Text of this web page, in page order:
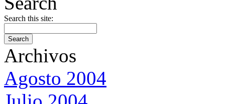
Search this site:
Archivos
Agosto 2004